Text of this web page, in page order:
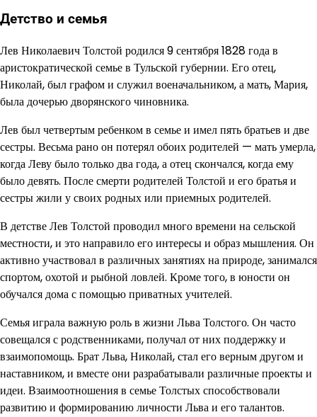
Детство и семья
Лев Николаевич Толстой родился 9 сентября 1828 года в
аристократической семье в Тульской губернии. Его отец,
Николай, был графом и служил военачальником, а мать, Мария,
была дочерью дворянского чиновника.
Лев был четвертым ребенком в семье и имел пять братьев и две
сестры. Весьма рано он потерял обоих родителей — мать умерла,
когда Леву было только два года, а отец скончался, когда ему
было девять. После смерти родителей Толстой и его братья и
сестры жили у своих родных или приемных родителей.
В детстве Лев Толстой проводил много времени на сельской
местности, и это направило его интересы и образ мышления. Он
активно участвовал в различных занятиях на природе, занимался
спортом, охотой и рыбной ловлей. Кроме того, в юности он
обучался дома с помощью приватных учителей.
Семья играла важную роль в жизни Льва Толстого. Он часто
совещался с родственниками, получал от них поддержку и
взаимопомощь. Брат Льва, Николай, стал его верным другом и
наставником, и вместе они разрабатывали различные проекты и
идеи. Взаимоотношения в семье Толстых способствовали
развитию и формированию личности Льва и его талантов.